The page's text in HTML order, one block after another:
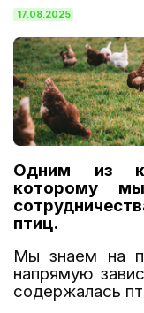
17.08.2025
Одним из
которому
птиц.
Мы знаем на
напрямую
содержалась